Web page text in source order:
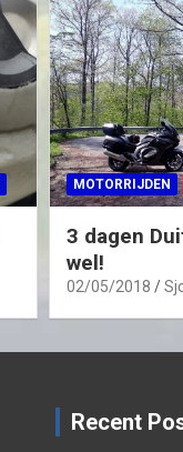
MOTORRIJDEN
3 dagen
wel!
02/05/2018
Recent